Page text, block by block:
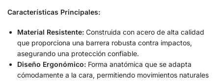
Características Principales:
Material Resistente: Construida con acero de alta calidad
que proporciona una barrera robusta contra impactos,
asegurando una protección confiable.
Diseño Ergonómico: Forma anatómica que se adapta
cómodamente a la cara, permitiendo movimientos naturales